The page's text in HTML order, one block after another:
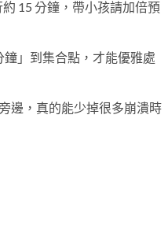
15 分鐘，帶小孩請加倍預
」到集合點，才能優雅處
邊，真的能少掉很多崩潰時